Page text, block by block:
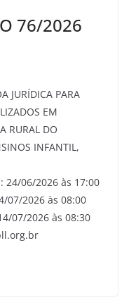
76/2026
JURÍDICA PARA
EM
RURAL DO
INFANTIL,
24/06/2026 às 17:00
07/2026 às 08:00
07/2026 às 08:30